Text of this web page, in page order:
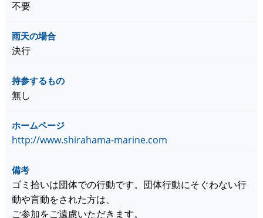
不要
雨天の場合
決行
持参するもの
無し
ホームページ
http://www.shirahama-marine.com
備考
ゴミ拾いは団体での行動です。団体行動にそぐわない行
動や言動をされた方は、
ご参加をご遠慮いただきます。